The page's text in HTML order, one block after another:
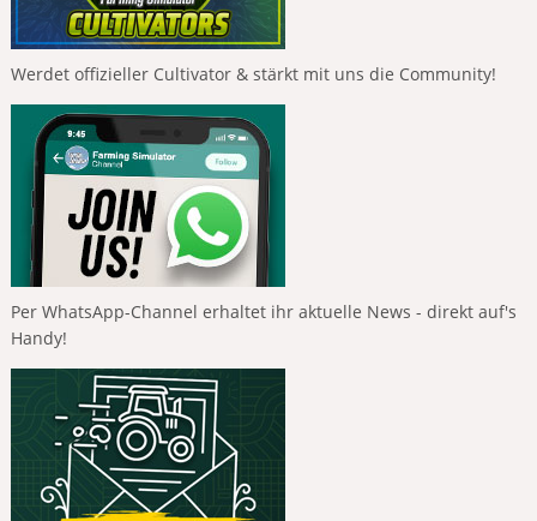
Werdet offizieller Cultivator & stärkt mit uns die Community!
Per WhatsApp-Channel erhaltet ihr aktuelle News - direkt auf's
Handy!